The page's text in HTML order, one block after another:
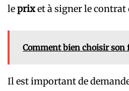
leprixet à signer le contrat
Comment bien choisir son
Il est important de